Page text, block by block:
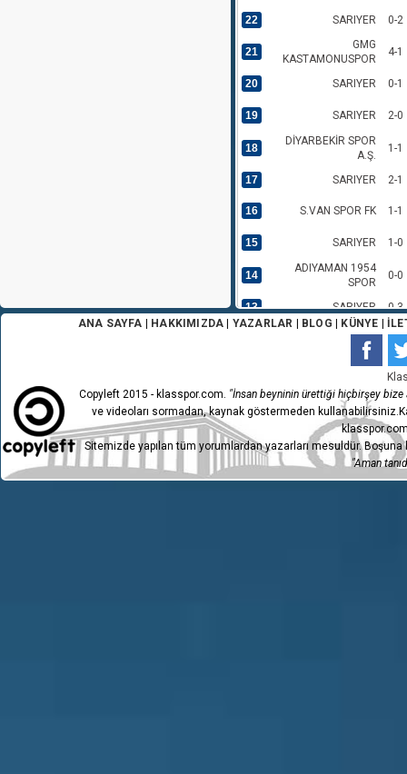
22 SARIYER 0-2
21
GMG
KASTAMONUSPOR
4-1
20 SARIYER 0-1
19 SARIYER 2-0
18
DİYARBEKİR SPOR
A.Ş.
1-1
17 SARIYER 2-1
16 S.VAN SPOR FK 1-1
15 SARIYER 1-0
14
ADIYAMAN 1954
SPOR
0-0
13 SARIYER 0-3
FETHİYESPOR 1-1
SARIYER 1-1
4 SARIYER 3-3
SARIYER 2-1
ANA SAYFA HAKKIMIZDA YAZARLAR BLOG KÜNYE
Copyleft 2015 - klasspor.com. "İnsan beyninin ürettiği hiçbirşey bize
ve videoları sormadan, kaynak göstermeden
Sitemizde yapılan tüm yorumlardan yazarları mesuldür.
"Aman